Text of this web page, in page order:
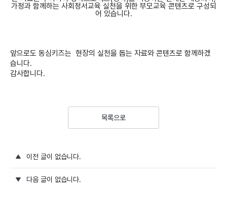
가정과 함께하는 사회정서교육 실천을 위한 부모교육 콘텐츠로 구성되
어 있습니다.
앞으로도 동심키즈는 현장의 실천을 돕는 자료와 콘텐츠로 함께하겠
습니다.
감사합니다.
목록으로
이전 글이 없습니다.
다음 글이 없습니다.